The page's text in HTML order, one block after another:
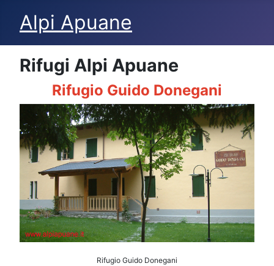
Alpi Apuane
Rifugi Alpi Apuane
Rifugio Guido Donegani
Rifugio Guido Donegani